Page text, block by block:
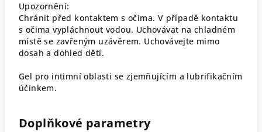
Upozornění:
Chránit před kontaktem s očima. V případě kontaktu
s očima vypláchnout vodou. Uchovávat na chladném
místě se zavřeným uzávěrem. Uchovávejte mimo
dosah a dohled dětí.
Gel pro intimní oblasti se zjemňujícím a lubrifikačním
účinkem.
Doplňkové parametry